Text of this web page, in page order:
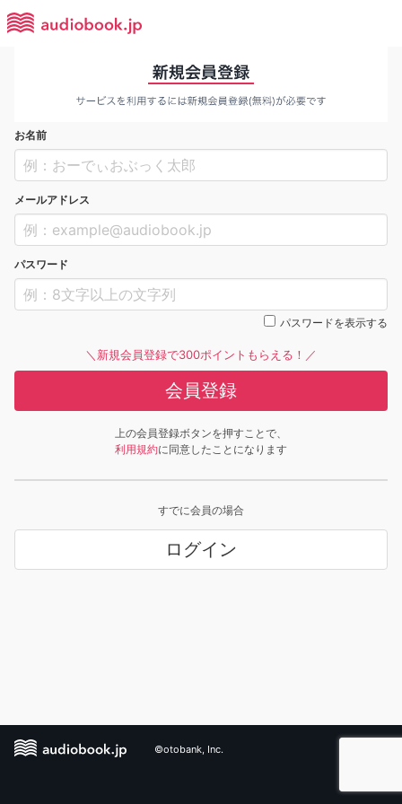
お名前
メールアドレス
パスワード
パスワードを表示する
＼新規会員登録で300ポイントもらえる！／
会員登録
上の会員登録ボタンを押すことで、
利用規約に同意したことになります
すでに会員の場合
ログイン
©otobank, Inc.